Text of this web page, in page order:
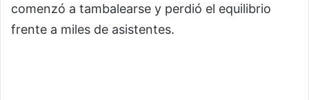
comenzó a tambalearse y perdió el equilibrio
frente a miles de asistentes.